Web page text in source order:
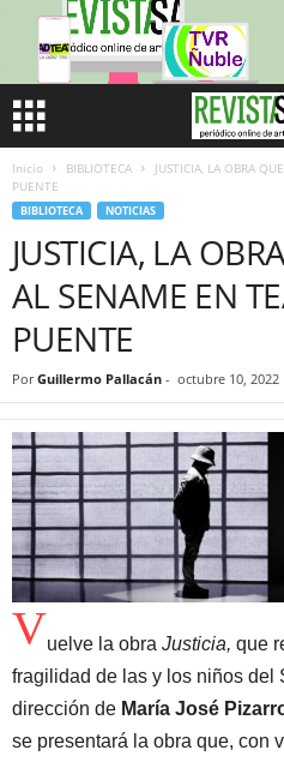
Inicio BIBLIOTECA
JUSTICIA, LA OBRA
PUENTE
BIBLIOTECA NOTICIAS
JUSTICIA, LA
AL SENAME EN
PUENTE
Por Guillermo Pallacán - octubre 10, 2022
Vuelve la obra Justicia, que
fragilidad de las y los niños del
dirección de María José
se presentará la obra que, con